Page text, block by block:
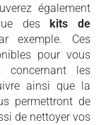
également
deskits de
exemple. Ces
pour vous
concernant les
ainsi que la
permettront de
de nettoyer vos